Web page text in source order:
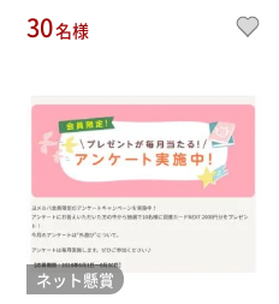
30名様
ネット懸賞